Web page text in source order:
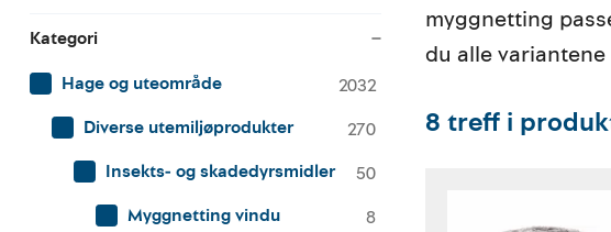
Kategori
Hage og uteområde
2032
Diverse utemiljøprodukter
270
Insekts- og skadedyrsmidler
50
Myggnetting vindu
8
myggnetting
du alle
8 treff i